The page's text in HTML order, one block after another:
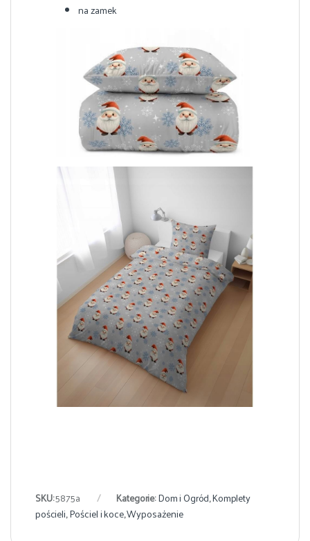
na zamek
SKU:5875a Kategorie:Dom i Ogród,Komplety
pościeli,Pościel i koce,Wyposażenie